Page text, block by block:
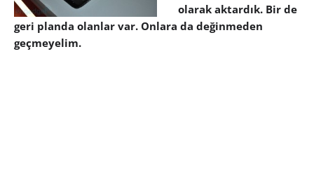
olarak aktardık. Bir de
geri planda olanlar var. Onlara da değinmeden
geçmeyelim.